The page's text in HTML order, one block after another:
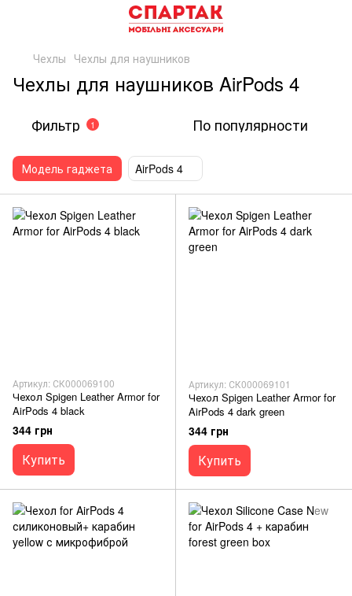
Чехлы Чехлы для наушников
Чехлы для наушников AirPods 4
Фильтр 1 По популярности
Модель гаджета AirPods 4
Артикул: СК000069100
Чехол Spigen Leather Armor for
AirPods 4 black
344 грн
Купить
Артикул: СК000069101
Чехол Spigen Leather Armor for
AirPods 4 dark green
344 грн
Купить